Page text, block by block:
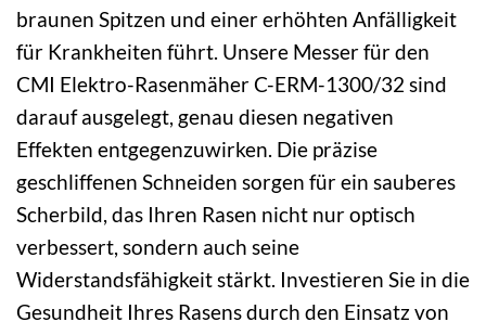
braunen Spitzen und einer erhöhten Anfälligkeit
für Krankheiten führt. Unsere Messer für den
CMI Elektro-Rasenmäher C-ERM-1300/32 sind
darauf ausgelegt, genau diesen negativen
Effekten entgegenzuwirken. Die präzise
geschliffenen Schneiden sorgen für ein sauberes
Scherbild, das Ihren Rasen nicht nur optisch
verbessert, sondern auch seine
Widerstandsfähigkeit stärkt. Investieren Sie in die
Gesundheit Ihres Rasens durch den Einsatz von